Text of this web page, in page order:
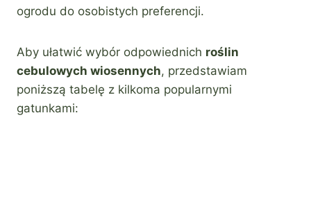
ogrodu do osobistych preferencji.
Aby ułatwić wybór odpowiednich roślin
cebulowych wiosennych, przedstawiam
poniższą tabelę z kilkoma popularnymi
gatunkami: